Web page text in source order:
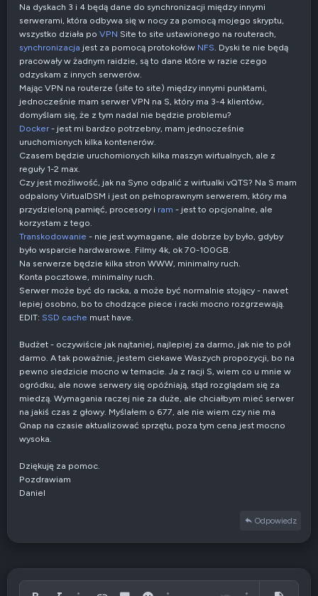
Na dyskach 3 i 4 będą dane do synchronizacji między innymi
serwerami, która odbywa się w nocy za pomocą mojego skryptu,
wszystko działa po VPN Site to site ustawionego na routerach,
synchronizacja jest za pomocą protokołów NFS. Dyski te nie będą
pracowały w żadnym raidzie, są to dane które w razie czego
odzyskam z innych serwerów.
Mając VPN na routerze (site to site) między innymi punktami,
jednocześnie mam serwer VPN na S, który ma 3-4 klientów,
domyślam się, że z tym nadal nie będzie problemu?
Docker- jest mi bardzo potrzebny, mam jednocześnie
uruchomionych kilka kontenerów.
Czasem będzie uruchomionych kilka maszyn wirtualnych, ale z
reguły 1-2 max.
Czy jest możliwość, jak na Syno odpalić z wirtualki vQTS? Na S mam
odpalony VirtualDSM i jest on pełnoprawnym serwerem, który ma
przydzieloną pamięć, procesory i ram - jest to opcjonalne, ale
korzystam z tego.
Transkodowanie - nie jest wymagane, ale dobrze by było, gdyby
było wsparcie hardwarowe. Filmy 4k, ok 70-100GB.
Na serwerze będzie kilka stron WWW, minimalny ruch.
Konta pocztowe, minimalny ruch.
Serwer może być do racka, a może być normalnie stojący - nawet
lepiej osobno, bo to chodzące piece i racki mocno rozgrzewają.
EDIT: SSD cache must have.
Budżet - oczywiście jak najtaniej, najlepiej za darmo, jak nie to pół
darmo. A tak poważnie, jestem ciekawe Waszych propozycji, bo na
pewno siedzicie mocno w temacie. Ja z racji S, wiem co u mnie w
ogródku, ale nowe serwery się opóźniają, stąd rozglądam się za
miedzą. Wymagania raczej nie za duże, ale chciałbym mieć serwer
na jakiś czas z głowy. Myślałem o 677, ale nie wiem czy nie ma
Qnap na czasie aktualizować sprzętu, poza tym cena jest mocno
wysoka.
Dziękuję za pomoc.
Pozdrawiam
Daniel
Odpowiedz